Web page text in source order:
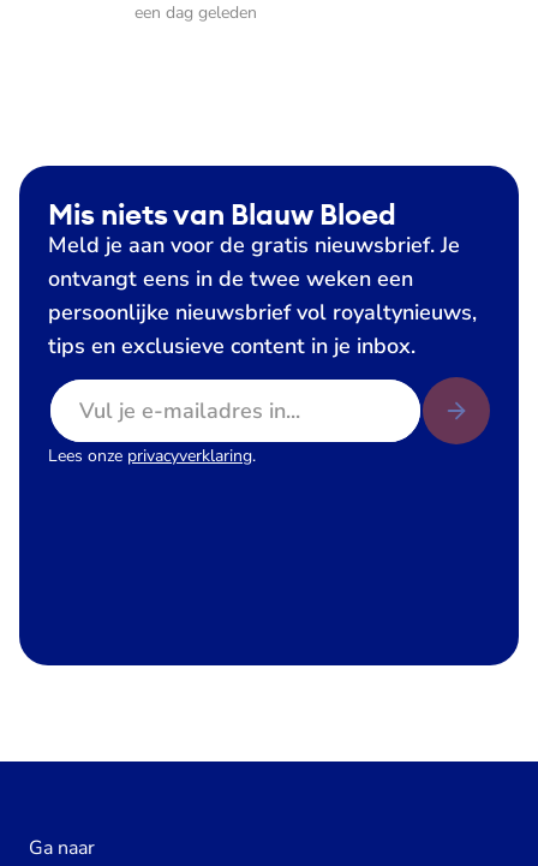
een dag geleden
Mis niets van Blauw Bloed
Meld je aan voor de gratis nieuwsbrief. Je
ontvangt eens in de twee weken een
persoonlijke nieuwsbrief vol royaltynieuws,
tips en exclusieve content in je inbox.
E-mailadres
Lees onze privacyverklaring.
Ga naar